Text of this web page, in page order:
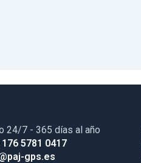
24/7 - 365 días al año
176 5781 0417
gps.es